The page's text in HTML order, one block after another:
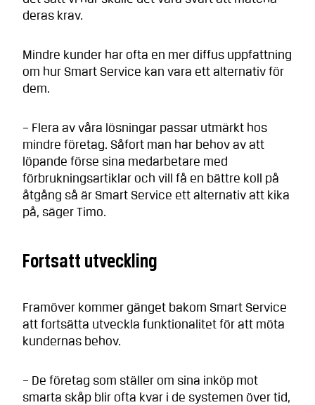
deras krav.
Mindre kunder har ofta en mer diffus uppfattning
om hur Smart Service kan vara ett alternativ för
dem.
– Flera av våra lösningar passar utmärkt hos
mindre företag. Såfort man har behov av att
löpande förse sina medarbetare med
förbrukningsartiklar och vill få en bättre koll på
åtgång så är Smart Service ett alternativ att kika
på, säger Timo.
Fortsatt utveckling
Framöver kommer gänget bakom Smart Service
att fortsätta utveckla funktionalitet för att möta
kundernas behov.
– De företag som ställer om sina inköp mot
smarta skåp blir ofta kvar i de systemen över tid,